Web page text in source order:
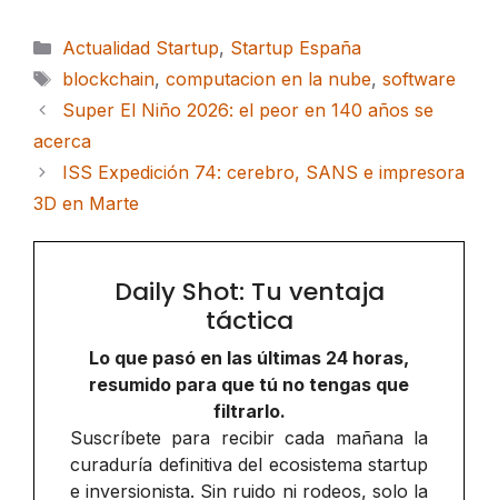
Categorías
Actualidad Startup, Startup España
Etiquetas
blockchain, computacion en la nube, software
Super El Niño 2026: el peor en 140 años se
acerca
ISS Expedición 74: cerebro, SANS e impresora
3D en Marte
Daily Shot: Tu ventaja
táctica
Lo que pasó en las últimas 24 horas,
resumido para que tú no tengas que
filtrarlo.
Suscríbete para recibir cada mañana la
curaduría definitiva del ecosistema startup
e inversionista. Sin ruido ni rodeos, solo la